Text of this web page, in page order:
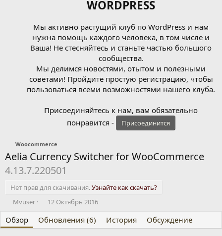
WORDPRESS
Мы активно растущий клуб по WordPress и нам
нужна помощь каждого человека, в том числе и
Ваша! Не стесняйтесь и станьте частью большого
сообщества.
Мы делимся новостями, отытом и полезными
советами! Пройдите простую регистрацию, чтобы
пользоваться всеми возможностями нашего клуба.
Присоединяйтесь к нам, вам обязательно
понравится -
Присоединится
Woocommerce
Aelia Currency Switcher for WooCommerce
4.13.7.220501
Нет прав для скачивания.Узнайте как скачать?
А
т
о
Mvuser
Д
т
а
12 Октябрь 2016
Обзор Обновления (6) История Обсуждение